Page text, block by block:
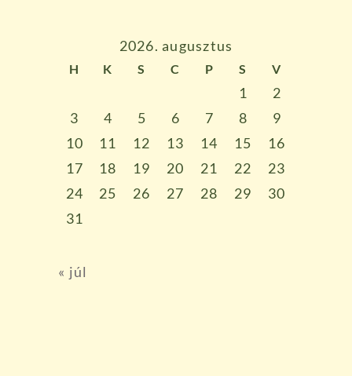
2026. augusztus
H K S C P S V
1
2
3
4 5 6 7 8
9
10
11 12 13 14 15
16
17
18 19 20 21 22
23
24
25 26 27 28 29
30
31
« júl